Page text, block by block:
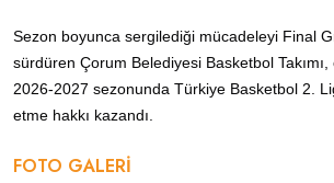
Sezon boyunca sergilediği mücadeleyi Final
sürdüren Çorum Belediyesi Basketbol
2026-2027 sezonunda Türkiye Basketbol 2.
etme hakkı kazandı.
FOTO GALERI